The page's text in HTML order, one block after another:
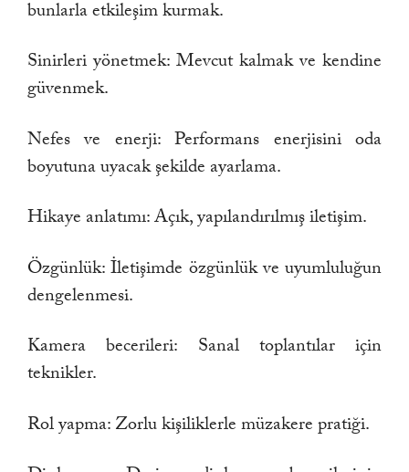
bunlarla etkileşim kurmak.
Sinirleri yönetmek: Mevcut kalmak ve kendine
güvenmek.
Nefes ve enerji: Performans enerjisini oda
boyutuna uyacak şekilde ayarlama.
Hikaye anlatımı: Açık, yapılandırılmış iletişim.
Özgünlük: İletişimde özgünlük ve uyumluluğun
dengelenmesi.
Kamera becerileri: Sanal toplantılar için
teknikler.
Rol yapma: Zorlu kişiliklerle müzakere pratiği.